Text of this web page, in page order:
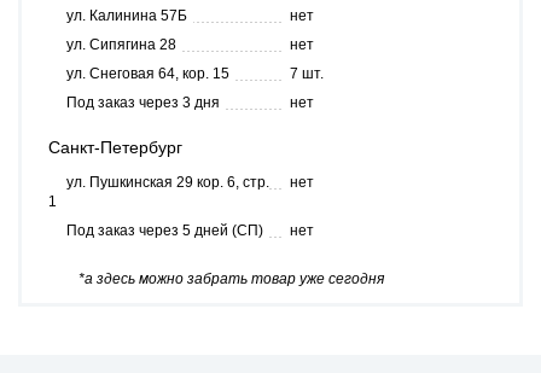
ул. Калинина 57Б
нет
ул. Сипягина 28
нет
ул. Снеговая 64, кор. 15
7 шт.
Под заказ через 3 дня
нет
Санкт-Петербург
ул. Пушкинская 29 кор. 6, стр.
1
нет
Под заказ через 5 дней (СП) нет
*а здесь можно забрать товар уже сегодня